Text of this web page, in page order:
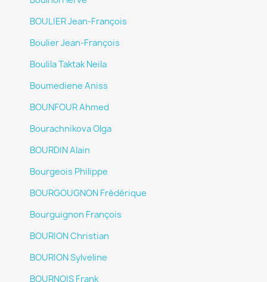
BOULIER Jean-François
Boulier Jean-François
Boulila Taktak Neila
Boumediene Aniss
BOUNFOUR Ahmed
Bourachnikova Olga
BOURDIN Alain
Bourgeois Philippe
BOURGOUGNON Frédérique
Bourguignon François
BOURION Christian
BOURION Sylveline
BOURNOIS Frank